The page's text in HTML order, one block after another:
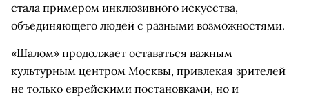
стала примером инклюзивного искусства,
объединяющего людей с разными возможностями.
«Шалом» продолжает оставаться важным
культурным центром Москвы, привлекая зрителей
не только еврейскими постановками, но и